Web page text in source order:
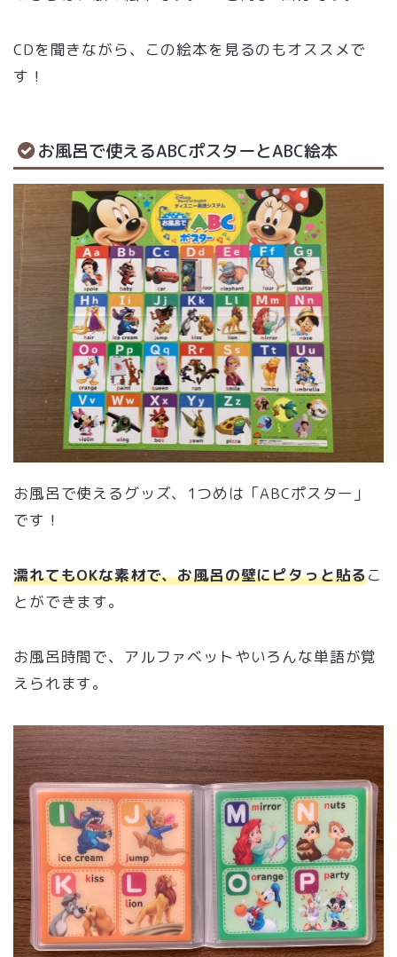
CDを聞きながら、この絵本を見るのもオススメで
す！
お風呂で使えるABCポスターとABC絵本
お風呂で使えるグッズ、1つめは「ABCポスター」
です！
濡れてもOKな素材で、お風呂の壁にピタっと貼るこ
とができます。
お風呂時間で、アルファベットやいろんな単語が覚
えられます。